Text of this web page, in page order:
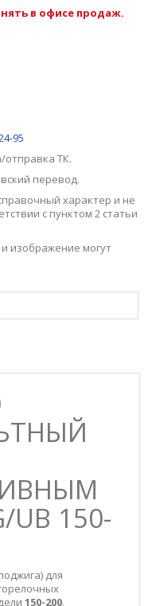
в офисе продаж.
95
отправка ТК.
перевод.
характер и не
с пунктом 2 статьи
изображение могут
150-
для
150-200.